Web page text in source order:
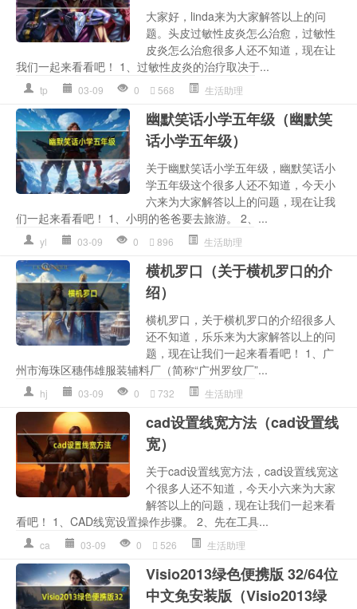
大家好，linda来为大家解答以上的问
题。头皮过敏性皮炎怎么治愈，过敏性
皮炎怎么治愈很多人还不知道，现在让
我们一起来看看吧！ 1、过敏性皮炎的治疗取决于...
tp 03-09 0 568 生活助理
幽默笑话小学五年级（幽默笑
话小学五年级）
关于幽默笑话小学五年级，幽默笑话小
学五年级这个很多人还不知道，今天小
六来为大家解答以上的问题，现在让我
们一起来看看吧！ 1、小明的爸爸要去旅游。 2、...
yl 03-09 0 896 生活助理
横机罗口（关于横机罗口的介
绍）
横机罗口，关于横机罗口的介绍很多人
还不知道，乐乐来为大家解答以上的问
题，现在让我们一起来看看吧！ 1、广
州市海珠区穗伟雄服装辅料厂（简称“广州罗纹厂”...
hj 03-09 0 732 生活助理
cad设置线宽方法（cad设置线
宽）
关于cad设置线宽方法，cad设置线宽这
个很多人还不知道，今天小六来为大家
解答以上的问题，现在让我们一起来看
看吧！ 1、CAD线宽设置操作步骤。 2、先在工具...
ca 03-09 0 526 生活助理
Visio2013绿色便携版 32/64位
中文免安装版（Visio2013绿